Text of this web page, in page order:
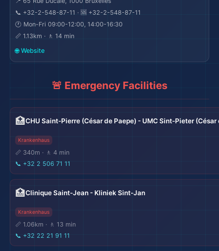
📞 +32-2-548-87-11 · 🆘 +32-2-548-87-11
🕐 Mon-Fri 09:00-12:00, 14:00-16:30
📏 1.13km · 🚶 14 min
🌐 Website
🚨 Emergency Facilities
🏥CHU Saint-Pierre (César de Paepe) - UMC Sint-Pieter (César
Krankenhaus
📏 340m · 🚶 4 min
📞 +32 2 506 71 11
🏥Clinique Saint-Jean - Kliniek Sint-Jan
Krankenhaus
📏 1.06km · 🚶 13 min
📞 +32 22 21 91 11